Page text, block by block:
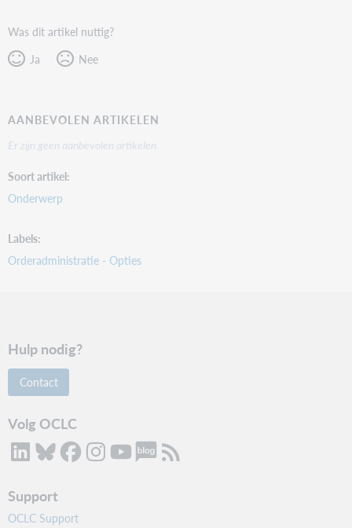
Was dit artikel nuttig?
Ja
Nee
AANBEVOLEN ARTIKELEN
Er zijn geen aanbevolen artikelen
Soort artikel
Onderwerp
Labels
Orderadministratie - Opties
Hulp nodig?
Contact
Volg OCLC
Support
OCLC Support